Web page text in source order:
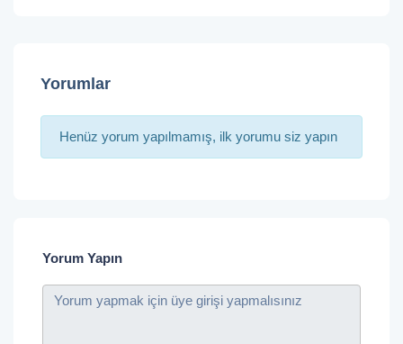
Yorumlar
Henüz yorum yapılmamış, ilk yorumu siz yapın
Yorum Yapın